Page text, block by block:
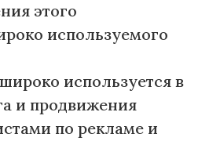
этого
используемого
используется в
и продвижения
по рекламе и